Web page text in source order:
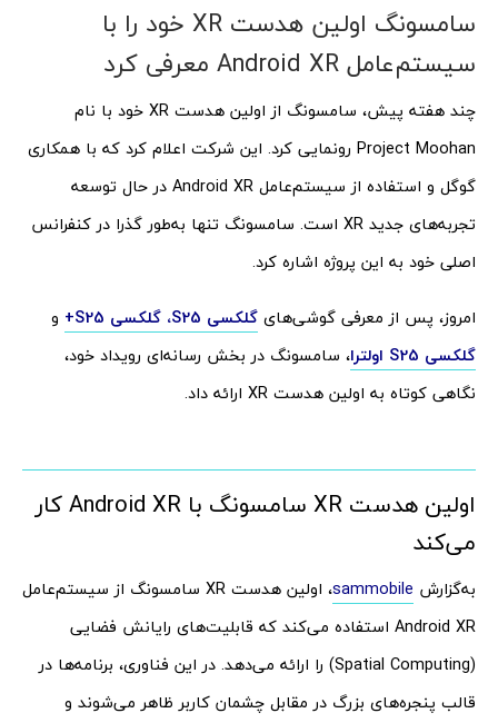
سامسونگ اولین هدست XR خود را با
سیستم‌عامل Android XR معرفی کرد
چند هفته پیش، سامسونگ از اولین هدست XR خود با نام
Project Moohan رونمایی کرد. این شرکت اعلام کرد که با همکاری
گوگل و استفاده از سیستم‌عامل Android XR در حال توسعه
تجربه‌های جدید XR است. سامسونگ تنها به‌طور گذرا در کنفرانس
اصلی خود به این پروژه اشاره کرد.
امروز، پس از معرفی گوشی‌های گلکسی S25، گلکسی S25+
و
گلکسی S25 اولترا
، سامسونگ در بخش رسانه‌ای رویداد خود،
نگاهی کوتاه به اولین هدست XR ارائه داد.
اولین هدست XR سامسونگ با Android XR کار
می‌کند
به‌گزارش sammobile
، اولین هدست XR سامسونگ از سیستم‌عامل
Android XR استفاده می‌کند که قابلیت‌های رایانش فضایی
(Spatial Computing) را ارائه می‌دهد. در این فناوری، برنامه‌ها در
قالب پنجره‌های بزرگ در مقابل چشمان کاربر ظاهر می‌شوند و